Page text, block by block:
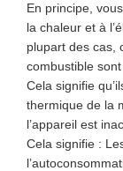
En principe,
la chaleur et à
plupart des cas,
combustible
Cela signifie
thermique de la
l’appareil est
Cela signifie :